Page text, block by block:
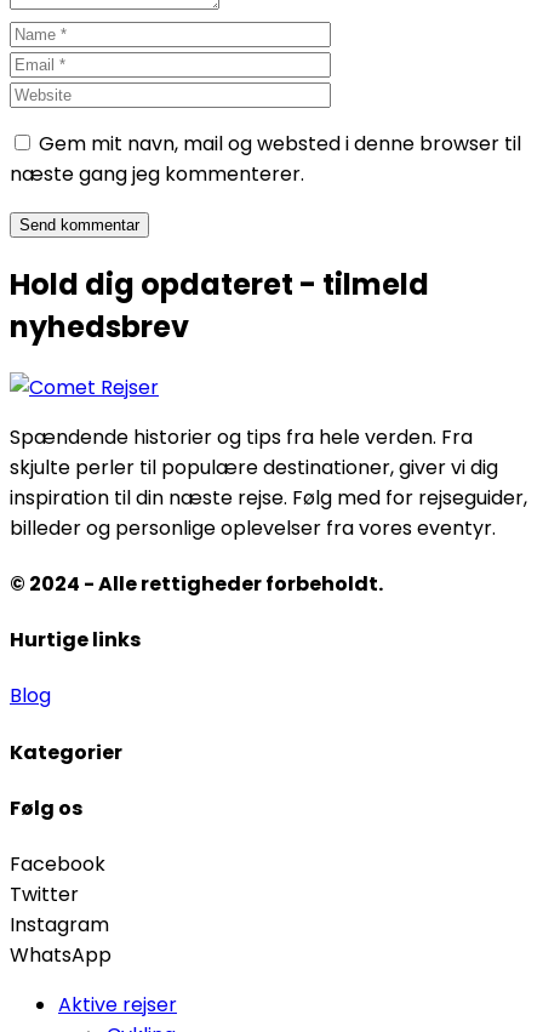
Gem mit navn, mail og websted i denne browser til
næste gang jeg kommenterer.
Hold dig opdateret - tilmeld
nyhedsbrev
Spændende historier og tips fra hele verden. Fra
skjulte perler til populære destinationer, giver vi dig
inspiration til din næste rejse. Følg med for rejseguider,
billeder og personlige oplevelser fra vores eventyr.
© 2024 - Alle rettigheder forbeholdt.
Hurtige links
Blog
Kategorier
Følg os
Facebook
Twitter
Instagram
WhatsApp
Aktive rejser